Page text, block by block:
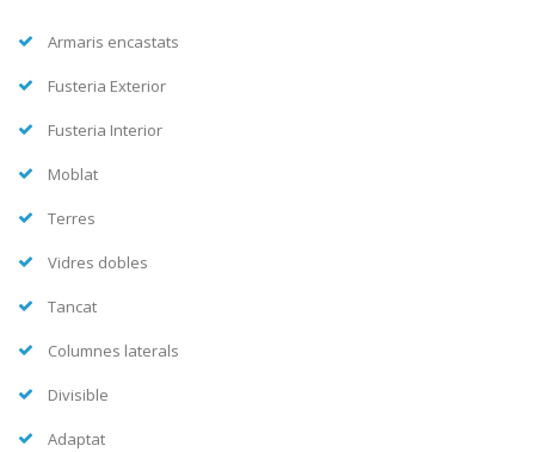
Armaris encastats
Fusteria Exterior
Fusteria Interior
Moblat
Terres
Vidres dobles
Tancat
Columnes laterals
Divisible
Adaptat